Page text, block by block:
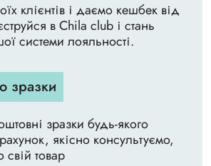
клієнтів і даємо кешбек від
в Chila club і стань
системи лояльності.
зразки
зразки будь-якого
якісно консультуємо,
товар